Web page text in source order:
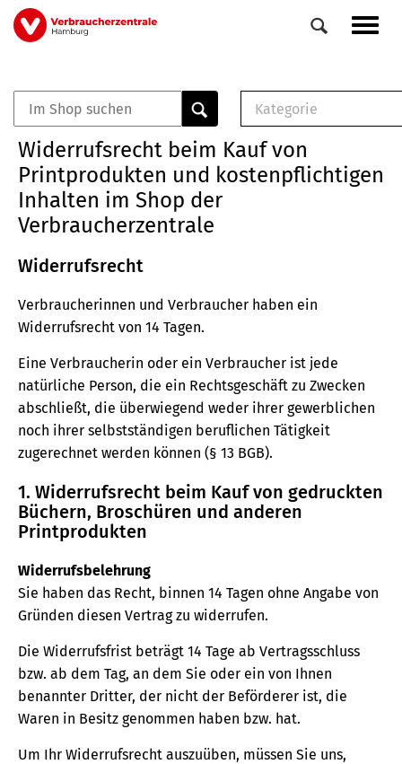
Direkt
zum
Veranstaltungen
0
Elemente
Kategorie
Musterbrief (RTF)
E-Broschüre
Widerrufsrecht beim Kauf von
Printprodukten und kostenpflichtigen
Inhalten im Shop der
Verbraucherzentrale
Widerrufsrecht
Verbraucherinnen und Verbraucher haben ein
Widerrufsrecht von 14 Tagen.
Eine Verbraucherin oder ein Verbraucher ist jede
natürliche Person, die ein Rechtsgeschäft zu Zwecken
abschließt, die überwiegend weder ihrer gewerblichen
noch ihrer selbstständigen beruflichen Tätigkeit
zugerechnet werden können (§ 13 BGB).
1. Widerrufsrecht beim Kauf von gedruckten
Büchern, Broschüren und anderen
Printprodukten
Widerrufsbelehrung
Sie haben das Recht, binnen 14 Tagen ohne Angabe von
Gründen diesen Vertrag zu widerrufen.
Die Widerrufsfrist beträgt 14 Tage ab Vertragsschluss
bzw. ab dem Tag, an dem Sie oder ein von Ihnen
benannter Dritter, der nicht der Beförderer ist, die
Waren in Besitz genommen haben bzw. hat.
Um Ihr Widerrufsrecht auszuüben, müssen Sie uns,